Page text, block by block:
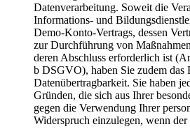
Datenverarbeitung. Soweit die
Informations- und
Demo-Konto-Vertrags, dessen
zur Durchführung von
deren Abschluss erforderlich ist
b DSGVO), haben Sie zudem das
Datenübertragbarkeit. Sie haben
Gründen, die sich aus Ihrer
gegen die Verwendung Ihrer
Widerspruch einzulegen, wenn